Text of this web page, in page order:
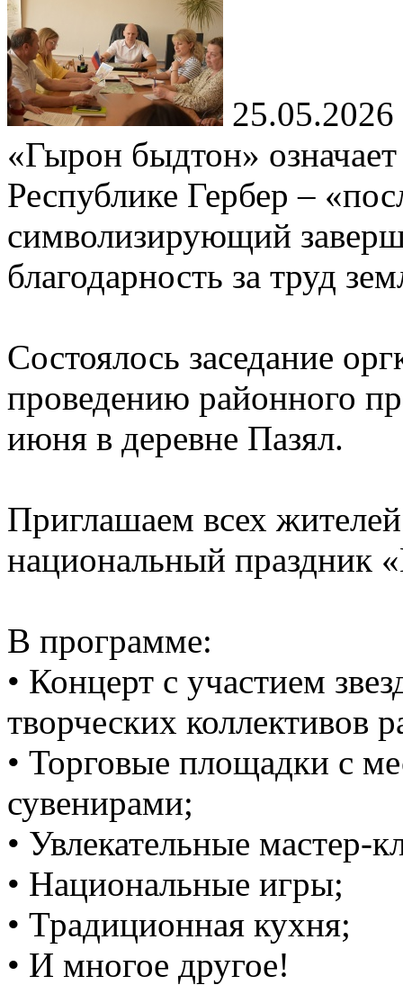
25.05.2026
«Гырон быдтон»
Республике Гербер –
символизирующий
благодарность за труд
Состоялось заседание
проведению районного
июня в деревне Пазял.
Приглашаем всех
национальный праздник
В программе:
• Концерт с участием
творческих коллективов
• Торговые площадки с
сувенирами;
• Увлекательные мастер-
• Национальные игры;
• Традиционная кухня;
• И многое другое!